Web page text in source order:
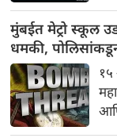
मुंबईत मेट्रो स्कूल
धमकी,
१५